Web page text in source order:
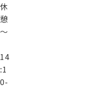
休
憩
～
14
:1
0-